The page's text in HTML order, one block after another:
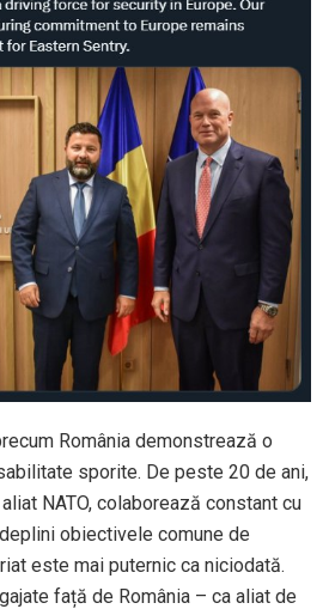
România demonstrează o
sporite. De peste 20 de ani,
NATO, colaborează constant cu
obiectivele comune de
este mai puternic ca niciodată.
față de România – ca aliat de